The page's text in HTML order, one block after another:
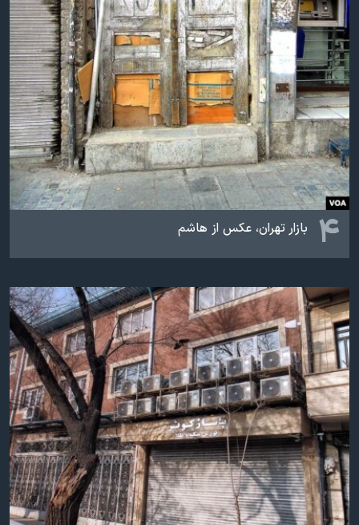
۴ بازار تهران، عکس از هاشم